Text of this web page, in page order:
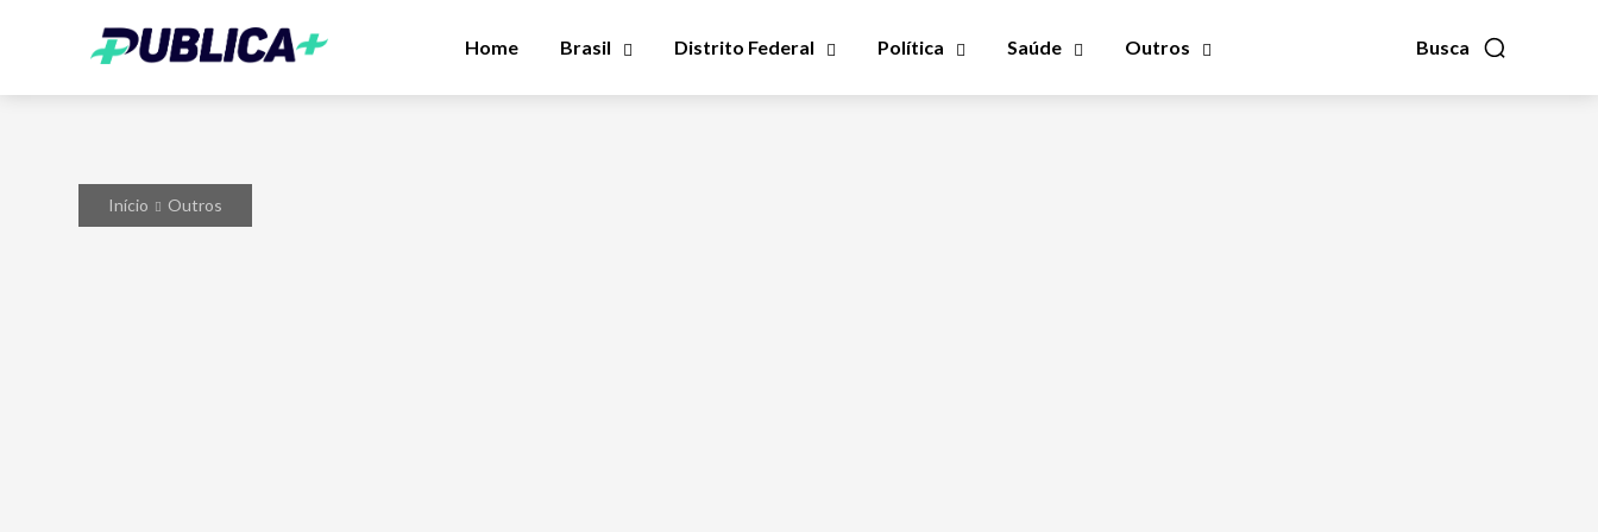
Busca
Home Brasil Distrito Federal Política Saúde Outros
Início Outros